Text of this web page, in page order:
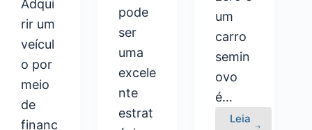
Adqui
rir um
veícul
o por
meio
de
financ
pode
ser
uma
excele
nte
estrat
um
carro
semin
ovo
é…
Leia